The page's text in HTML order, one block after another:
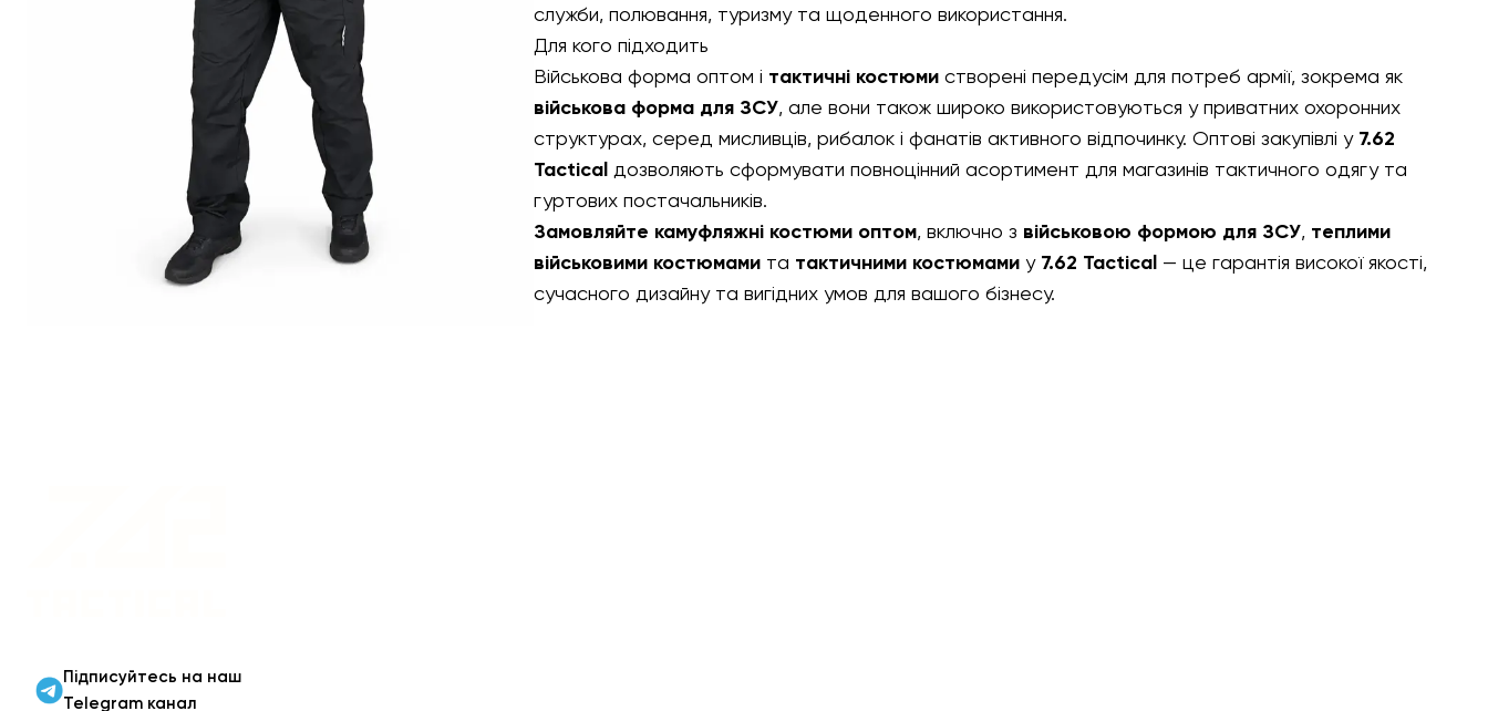
служби, полювання, туризму та щоденного використання.
Для кого підходить
Військова форма оптом і тактичні костюми створені передусім для потреб армії, зокрема як
військова форма для ЗСУ, але вони також широко використовуються у приватних охоронних
структурах, серед мисливців, рибалок і фанатів активного відпочинку. Оптові закупівлі у 7.62
Tactical дозволяють сформувати повноцінний асортимент для магазинів тактичного одягу та
гуртових постачальників.
Замовляйте камуфляжні костюми оптом, включно з військовою формою для ЗСУ, теплими
військовими костюмами та тактичними костюмами у 7.62 Tactical — це гарантія високої якості,
сучасного дизайну та вигідних умов для вашого бізнесу.
Підписуйтесь на наш
Telegram канал